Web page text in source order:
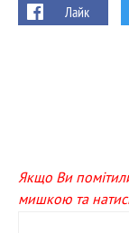
Лайк
Якщо Ви
мишкою та